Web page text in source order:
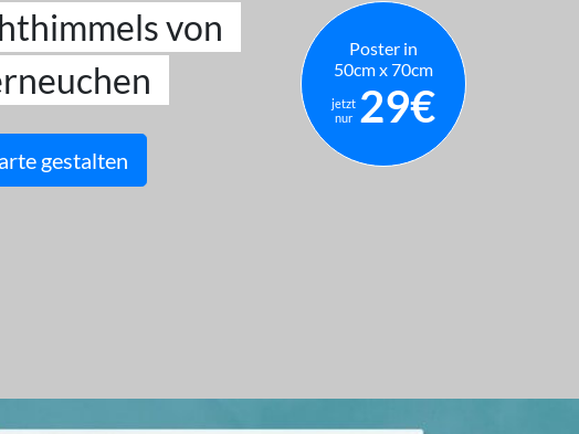
von
gestalten
Poster in
50cm x 70cm
jetzt
nur 29€